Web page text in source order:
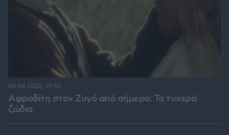
Αφροδίτη στον Ζυγό από σήμερα: Τα τυχερά
ζώδια
06.08.2026, 10:56